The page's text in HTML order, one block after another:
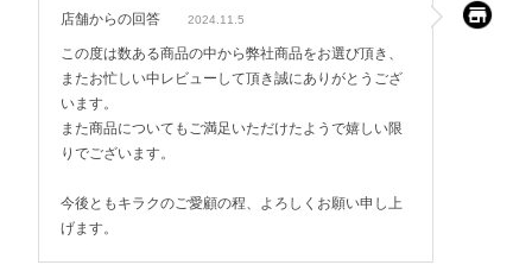
店舗からの回答 2024.11.5
この度は数ある商品の中から弊社商品をお選び頂き、
またお忙しい中レビューして頂き誠にありがとうござ
います。
また商品についてもご満足いただけたようで嬉しい限
りでございます。
今後ともキラクのご愛顧の程、よろしくお願い申し上
げます。